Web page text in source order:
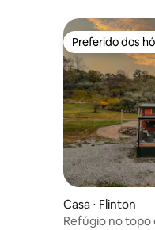
Preferido dos
Preferido dos
Casa ⋅ Flinton
Refúgio no topo